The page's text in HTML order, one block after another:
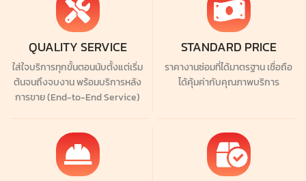
QUALITY SERVICE
ใส่ใจบริการทุกขั้นตอนนับตั้งแต่เริ่ม
ต้นจนถึงจบงาน พร้อมบริการหลัง
การขาย (End-to-End Service)
STANDARD PRICE
ราคางานซ่อมที่ได้มาตรฐาน เชื่อถือ
ได้คุ้มค่ากับคุณภาพบริการ